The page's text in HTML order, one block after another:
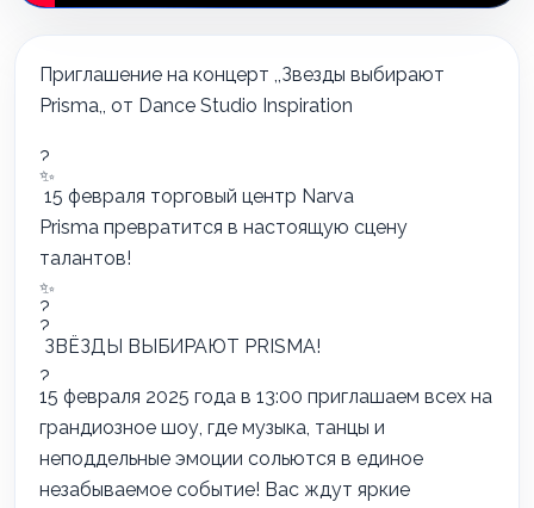
Приглашение на концерт ,,Звезды выбирают
Prisma,, от Dance Studio Inspiration
15 февраля торговый центр Narva
Prisma превратится в настоящую сцену
талантов!
ЗВЁЗДЫ ВЫБИРАЮТ PRISMA!
15 февраля 2025 года в 13:00 приглашаем всех на
грандиозное шоу, где музыка, танцы и
неподдельные эмоции сольются в единое
незабываемое событие! Вас ждут яркие